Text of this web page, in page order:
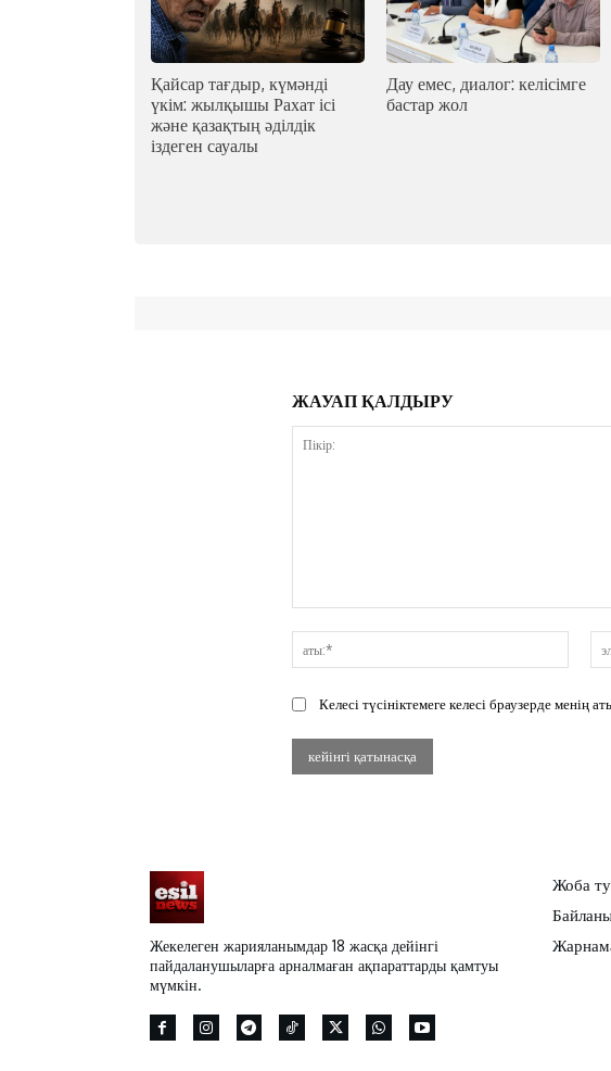
Қайсар тағдыр, күмәнді
үкім: жылқышы Рахат ісі
және қазақтың әділдік
іздеген сауалы
Дау емес, диалог: келісімге
бастар жол
ЖАУАП ҚАЛДЫРУ
Келесі түсініктемеге келесі браузерде
Жекелеген жарияланымдар 18 жасқа дейінгі
пайдаланушыларға арналмаған ақпараттарды қамтуы
мүмкін.
Жоба